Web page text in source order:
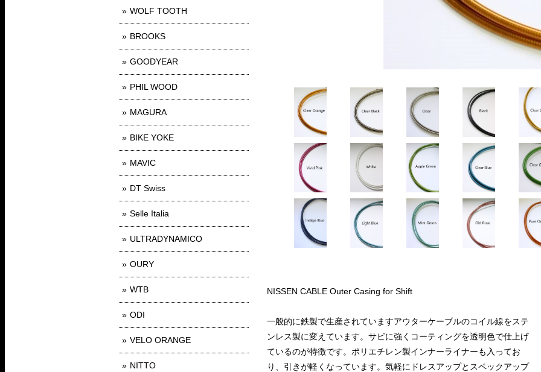
NISSEN CABLE Outer Casing for Shift
一般的に鉄製で生産されていますアウターケーブルのコイル線をステ
ンレス製に変えています。サビに強くコーティングを透明色で仕上げ
ているのが特徴です。ポリエチレン製インナーライナーも入ってお
り、引きが軽くなっています。気軽にドレスアップとスペックアップ
WOLF TOOTH
BROOKS
GOODYEAR
PHIL WOOD
MAGURA
BIKE YOKE
MAVIC
DT Swiss
Selle Italia
ULTRADYNAMICO
OURY
WTB
ODI
VELO ORANGE
NITTO